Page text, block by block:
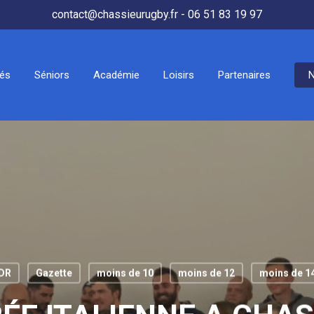
contact@chassieurugby.fr - 06 51 83 19 97
Séniors Académie Loisirs Partenaires
Gazette moins de 10 moins de 12 moins de